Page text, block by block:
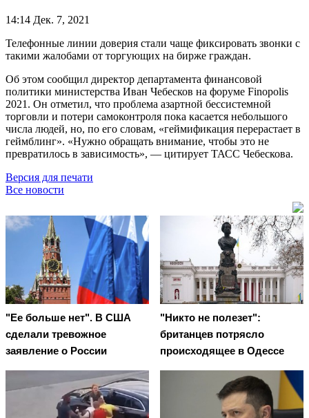
14:14 Дек. 7, 2021
Телефонные линии доверия стали чаще фиксировать звонки с
такими жалобами от торгующих на бирже граждан.
Об этом сообщил директор департамента финансовой
политики министерства Иван Чебесков на форуме Finopolis
2021. Он отметил, что проблема азартной бессистемной
торговли и потери самоконтроля пока касается небольшого
числа людей, но, по его словам, «геймификация перерастает в
геймблинг». «Нужно обращать внимание, чтобы это не
превратилось в зависимость», — цитирует ТАСС Чебескова.
Версия для печати
Все новости
"Ее больше нет". В США
сделали тревожное
заявление о России
"Никто не полезет":
британцев потрясло
происходящее в Одессе